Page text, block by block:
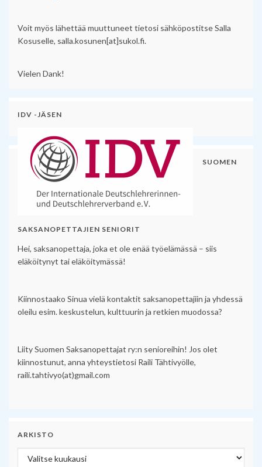
Voit myös lähettää muuttuneet tietosi sähköpostitse Salla
Kosuselle, salla.kosunen[at]sukol.fi.
Vielen Dank!
IDV -JÄSEN
SUOMEN
SAKSANOPETTAJIEN SENIORIT
Hei, saksanopettaja, joka et ole enää työelämässä – siis
eläköitynyt tai eläköitymässä!
Kiinnostaako Sinua vielä kontaktit saksanopettajiin ja yhdessä
oleilu esim. keskustelun, kulttuurin ja retkien muodossa?
Liity Suomen Saksanopettajat ry:n senioreihin! Jos olet
kiinnostunut, anna yhteystietosi Raili Tähtivyölle,
raili.tahtivyo(at)gmail.com
ARKISTO
Arkisto